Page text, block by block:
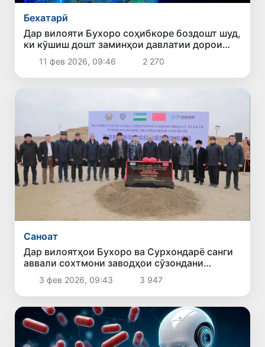
Бехатарӣ
Дар вилояти Бухоро соҳибкоре боздошт шуд,
ки кӯшиш дошт заминҳои давлатии дорои
захираҳои тилоро бар ивази 600 ҳазор
доллар “фурӯшад”
11 фев 2026, 09:46 2 270
Саноат
Дар вилоятҳои Бухоро ва Сурхондарё санги
аввали сохтмони заводҳои сӯзондани
партовҳо гузошта шуд
3 фев 2026, 09:43 3 947